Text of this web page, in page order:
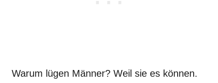
Warum lügen Männer? Weil sie es können.